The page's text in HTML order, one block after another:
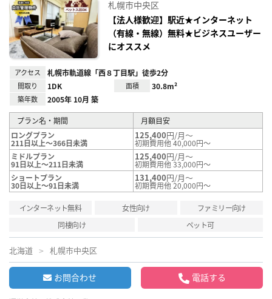
録
札幌市中央区
【法人様歓迎】駅近★インターネット
（有線・無線）無料★ビジネスユーザー
にオススメ
アクセス 札幌市軌道線「西８丁目駅」徒歩2分
間取り 1DK 面積 30.8m²
築年数 2005年 10月 築
プラン名・期間
月額目安
ロングプラン
211日以上～366日未満
125,400円/月～
初期費用他 40,000円～
ミドルプラン
91日以上～211日未満
125,400円/月～
初期費用他 33,000円～
ショートプラン
30日以上～91日未満
131,400円/月～
初期費用他 20,000円～
インターネット無料 女性向け
ファミリー向け
同棲向け
ペット可
北海道 札幌市中央区
お問合わせ 電話する